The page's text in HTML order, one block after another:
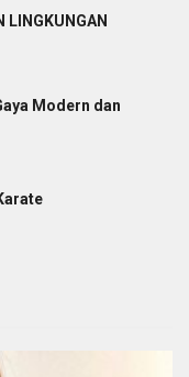
LINGKUNGAN
Modern dan